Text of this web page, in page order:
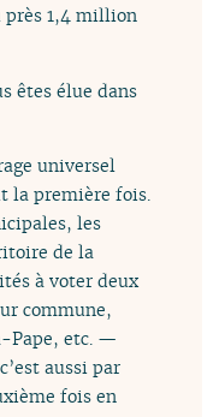
près 1,4 million
êtes élue dans
universel
la première fois.
les
de la
à voter deux
commune,
Pape, etc. —
aussi par
fois en